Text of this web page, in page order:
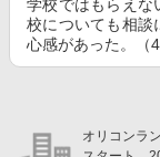
学校ではもらえな
校についても相談
心感があった。（
オリコンラ